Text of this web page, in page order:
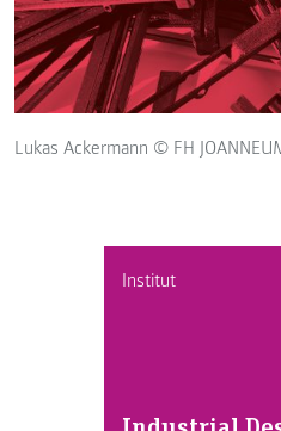
Institut
Lukas Ackermann © FH